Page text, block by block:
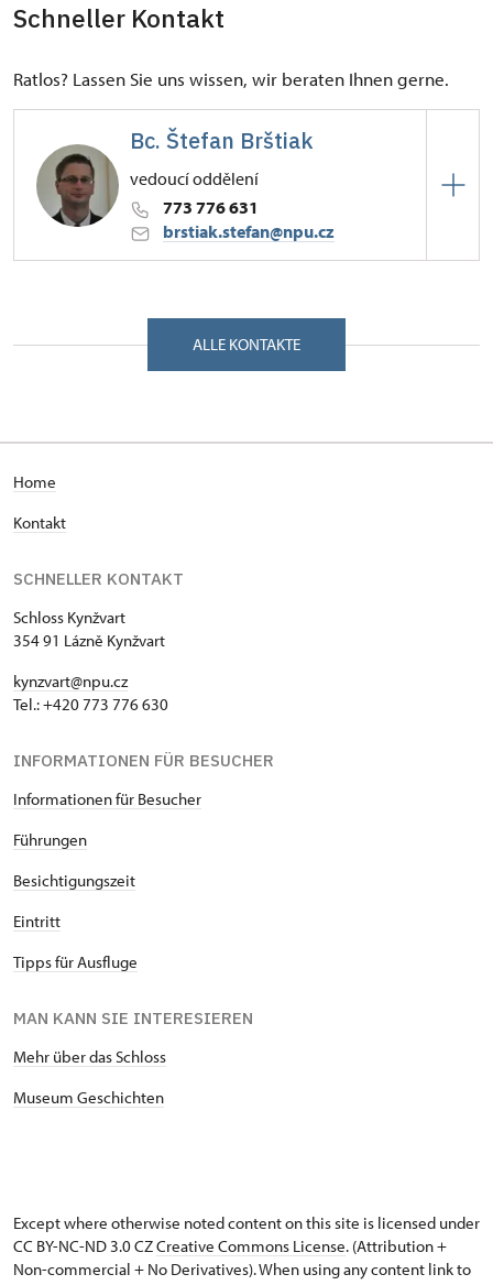
Schneller Kontakt
Ratlos? Lassen Sie uns wissen, wir beraten Ihnen gerne.
Bc. Štefan Brštiak
vedoucí oddělení
773 776 631
brstiak.stefan@npu.cz
Zámek 347/, Lázně Kynžvart 35491
ALLE KONTAKTE
Home
Kontakt
SCHNELLER KONTAKT
Schloss Kynžvart
354 91 Lázně Kynžvart
kynzvart@npu.cz
Tel.: +420 773 776 630
INFORMATIONEN FÜR BESUCHER
Informationen für Besucher
Führungen
Besichtigungszeit
Eintritt
Tipps für Ausfluge
MAN KANN SIE INTERESIEREN
Mehr über das Schloss
Museum Geschichten
Except where otherwise noted content on this site is licensed under
CC BY-NC-ND 3.0 CZCreative Commons License. (Attribution +
Non-commercial + No Derivatives). When using any content link to